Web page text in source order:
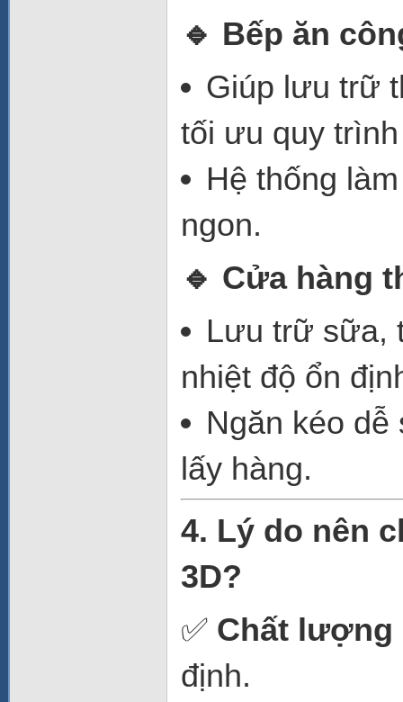
🔹 Bếp ăn
Giúp lưu trữ
tối ưu quy
Hệ thống
ngon.
🔹 Cửa hàng
Lưu trữ sữa,
nhiệt độ ổn
Ngăn kéo
lấy hàng.
4. Lý do nên
3D?
✅ Chất lượng
định.